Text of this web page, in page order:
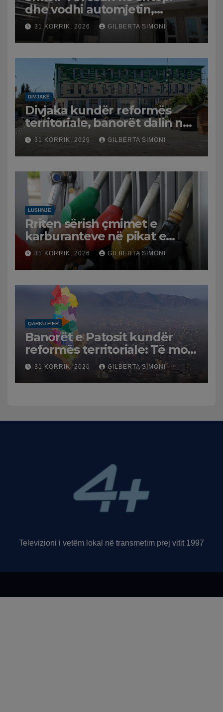
dhe vodhi automjetin,
arrestohet 43-vjeçari
31 KORRIK, 2026 GILBERTA SIMONI
DIVJAKË
Divjaka kundër reformës
territoriale, banorët dalin në
protestë.
31 KORRIK, 2026 GILBERTA SIMONI
LUSHNJË
Rriten sërish çmimet e
karburanteve në pikat e
karburanteve në Lushnjë.
Tensionet në Lindjen e
Mesme shtrenjtojnë naftën
dhe benzinën në vend
31 KORRIK, 2026 GILBERTA SIMONI
QARKU FIER
Banorët e Patosit kundër
reformës territoriale: Të mos
humbasim identitetin e
qytetit
31 KORRIK, 2026 GILBERTA SIMONI
Televizioni i vetëm lokal në transmetim prej vitit 1997